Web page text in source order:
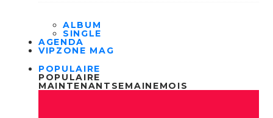
ALBUM
SINGLE
AGENDA
VIPZONE MAG
POPULAIRE
POPULAIRE
MAINTENANT SEMAINEMOIS